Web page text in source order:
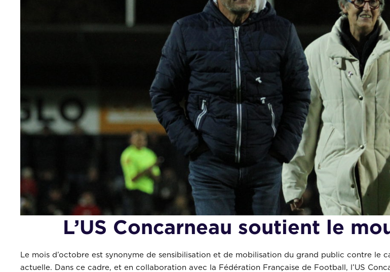
L’US Concarneau soutient le
Le mois d’octobre est synonyme de sensibilisation et de mobilisation du grand public contre le
actuelle. Dans ce cadre, et en collaboration avec la Fédération Française de Football, l’US